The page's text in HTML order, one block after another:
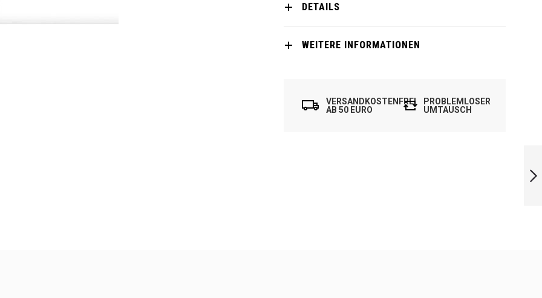
DETAILS
WEITERE INFORMATIONEN
VERSANDKOSTENFREI
AB 50 EURO
PROBLEMLOSER
UMTAUSCH